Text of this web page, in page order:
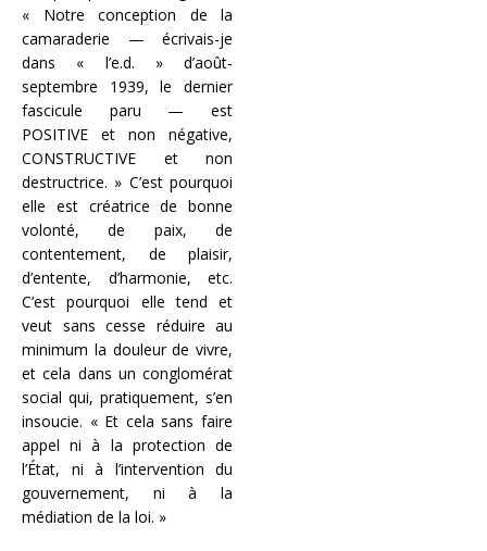
« Notre conception de la
camaraderie — écrivais-je
dans « l’e.d. » d’août-
septembre 1939, le dernier
fascicule paru — est
POSITIVE et non négative,
CONSTRUCTIVE et non
destructrice. » C’est pourquoi
elle est créatrice de bonne
volonté, de paix, de
contentement, de plaisir,
d’entente, d’harmonie, etc.
C’est pourquoi elle tend et
veut sans cesse réduire au
minimum la douleur de vivre,
et cela dans un conglomérat
social qui, pratiquement, s’en
insoucie. « Et cela sans faire
appel ni à la protection de
l’État, ni à l’intervention du
gouvernement, ni à la
médiation de la loi. »